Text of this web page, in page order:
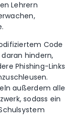
Lehrern
Code
hindern,
Phishing-Links
außerdem alle
sodass ein